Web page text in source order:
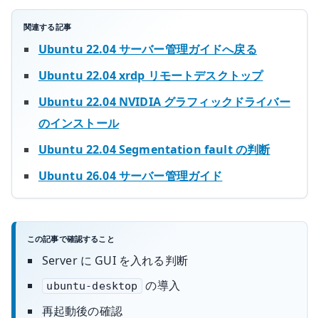
関連する記事
Ubuntu 22.04 サーバー管理ガイドへ戻る
Ubuntu 22.04 xrdp リモートデスクトップ
Ubuntu 22.04 NVIDIA グラフィックドライバー
のインストール
Ubuntu 22.04 Segmentation fault の判断
Ubuntu 26.04 サーバー管理ガイド
この記事で確認すること
Server に GUI を入れる判断
ubuntu-desktop
の導入
再起動後の確認